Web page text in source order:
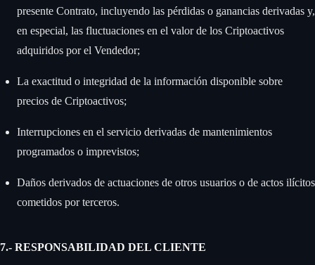
presente Contrato, incluyendo las pérdidas o ganancias derivadas y,
en especial, las fluctuaciones en el valor de los Criptoactivos
adquiridos por el Vendedor;
La exactitud o integridad de la información disponible sobre
precios de Criptoactivos;
Interrupciones en el servicio derivadas de mantenimientos
programados o imprevistos;
Daños derivados de actuaciones de otros usuarios o de actos ilícitos
cometidos por terceros.
7.- RESPONSABILIDAD DEL CLIENTE